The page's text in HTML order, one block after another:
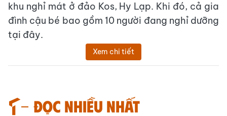
khu nghỉ mát ở đảo Kos, Hy Lạp. Khi đó, cả gia
đình cậu bé bao gồm 10 người đang nghỉ dưỡng
tại đây.
Xem chi tiết
Đọc nhiều nhất